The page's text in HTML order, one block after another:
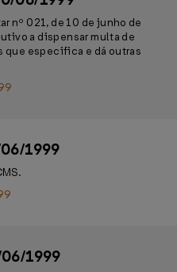
nº 021, de 10 de junho de
a dispensar multa de
que especifica e dá outras
1999
1999